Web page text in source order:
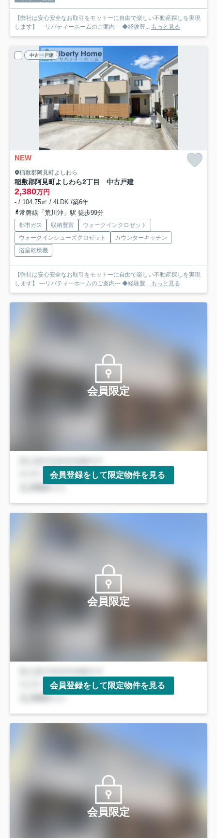
【弊社は安心安全なお取引をモットーに自由で楽しい不動産探しを実現
します】 ---リバティーホームのご案内--- ◆経験豊...
もっと見る
中古一戸建
NEW
稲敷郡阿見町よしわら
稲敷郡阿見町よしわら2丁目 中古戸建
2,380万円
- / 104.75㎡ / 4LDK /築6年
常磐線「荒川沖」駅 徒歩99分
都市ガス 収納豊富
ウォークインクロゼット
ウォークインシューズクロゼット
カウンターキッチン
浴室乾燥機
【弊社は安心安全なお取引をモットーに自由で楽しい不動産探しを実現
します】 ---リバティーホームのご案内--- ◆経験豊...
もっと見る
会員限定
会員登録をして限定物件を見る
会員限定
会員登録をして限定物件を見る
会員限定